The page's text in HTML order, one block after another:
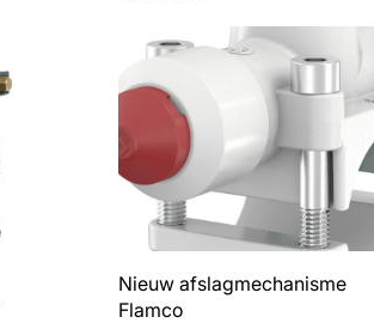
Nieuw afslagmechanisme
Flamco